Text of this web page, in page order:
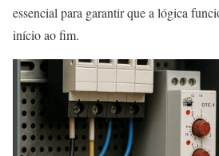
essencial para garantir que a lógica
início ao fim.